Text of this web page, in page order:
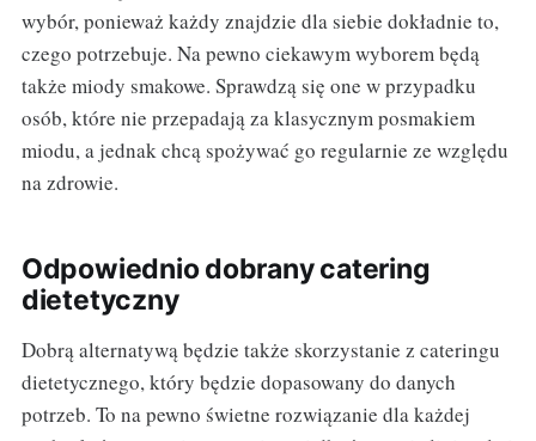
wybór, ponieważ każdy znajdzie dla siebie dokładnie to,
czego potrzebuje. Na pewno ciekawym wyborem będą
także miody smakowe. Sprawdzą się one w przypadku
osób, które nie przepadają za klasycznym posmakiem
miodu, a jednak chcą spożywać go regularnie ze względu
na zdrowie.
Odpowiednio dobrany catering
dietetyczny
Dobrą alternatywą będzie także skorzystanie z cateringu
dietetycznego, który będzie dopasowany do danych
potrzeb. To na pewno świetne rozwiązanie dla każdej